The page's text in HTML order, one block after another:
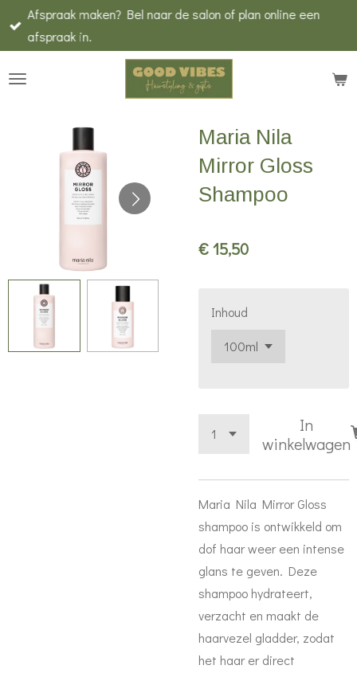
direct
de
Afspraak maken? Bel naar de salon of plan online een
afspraak in.
Maria Nila
Mirror Gloss
Shampoo
€ 15,50
Inhoud
In
winkelwagen
Maria Nila Mirror Gloss
shampoo is ontwikkeld om
dof haar weer een intense
glans te geven. Deze
shampoo hydrateert,
verzacht en maakt de
haarvezel gladder, zodat
het haar er direct